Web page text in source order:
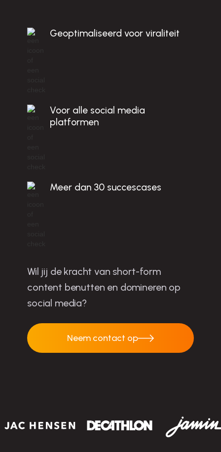
c
l!
Geoptimaliseerd voor viraliteit
Voor alle social media
platformen
Meer dan 30 succescases
Wil jij de kracht van short-form
content benutten en domineren op
social media?
Neem contact op